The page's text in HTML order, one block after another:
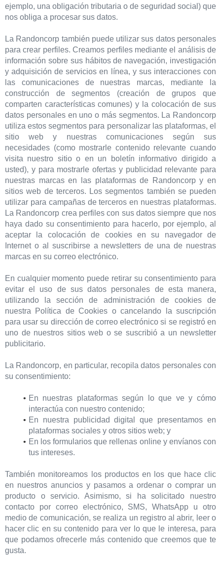
ejemplo, una obligación tributaria o de seguridad social) que
nos obliga a procesar sus datos.
La Randoncorp también puede utilizar sus datos personales
para crear perfiles. Creamos perfiles mediante el análisis de
información sobre sus hábitos de navegación, investigación
y adquisición de servicios en línea, y sus interacciones con
las comunicaciones de nuestras marcas, mediante la
construcción de segmentos (creación de grupos que
comparten características comunes) y la colocación de sus
datos personales en uno o más segmentos. La Randoncorp
utiliza estos segmentos para personalizar las plataformas, el
sitio web y nuestras comunicaciones según sus
necesidades (como mostrarle contenido relevante cuando
visita nuestro sitio o en un boletín informativo dirigido a
usted), y para mostrarle ofertas y publicidad relevante para
nuestras marcas en las plataformas de Randoncorp y en
sitios web de terceros. Los segmentos también se pueden
utilizar para campañas de terceros en nuestras plataformas.
La Randoncorp crea perfiles con sus datos siempre que nos
haya dado su consentimiento para hacerlo, por ejemplo, al
aceptar la colocación de cookies en su navegador de
Internet o al suscribirse a newsletters de una de nuestras
marcas en su correo electrónico.
En cualquier momento puede retirar su consentimiento para
evitar el uso de sus datos personales de esta manera,
utilizando la sección de administración de cookies de
nuestra Política de Cookies o cancelando la suscripción
para usar su dirección de correo electrónico si se registró en
uno de nuestros sitios web o se suscribió a un newsletter
publicitario.
La Randoncorp, en particular, recopila datos personales con
su consentimiento:
En nuestras plataformas según lo que ve y cómo
interactúa con nuestro contenido;
En nuestra publicidad digital que presentamos en
plataformas sociales y otros sitios web; y
En los formularios que rellenas online y envíanos con
tus intereses.
También monitoreamos los productos en los que hace clic
en nuestros anuncios y pasamos a ordenar o comprar un
producto o servicio. Asimismo, si ha solicitado nuestro
contacto por correo electrónico, SMS, WhatsApp u otro
medio de comunicación, se realiza un registro al abrir, leer o
hacer clic en su contenido para ver lo que le interesa, para
que podamos ofrecerle más contenido que creemos que te
gusta.